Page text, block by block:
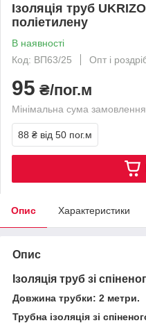
Ізоляція труб
поліетилену
В наявності
Код: ВП63/25
Опт і
95 ₴/пог.м
Мінімальна сума
88 ₴ від 50 пог.м
Опис Характеристики
Опис
Ізоляція труб зі
Довжина трубки: 2 метри.
Трубна ізоляція зі